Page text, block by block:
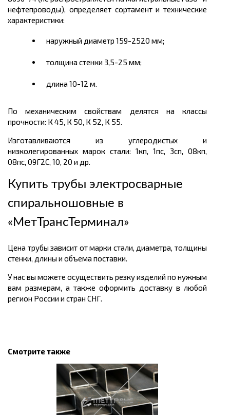
нефтепроводы), определяет сортамент и технические
характеристики:
наружный диаметр 159-2520 мм;
толщина стенки 3,5-25 мм;
длина 10-12 м.
По механическим свойствам делятся на классы
прочности: К 45, К 50, К 52, К 55.
Изготавливаются из углеродистых и
низколегированных марок стали: 1кп, 1пс, 3сп, 08кп,
08пс, 09Г2С, 10, 20 и др.
Купить трубы электросварные
спиральношовные в
«МетТрансТерминал»
Цена трубы зависит от марки стали, диаметра, толщины
стенки, длины и объема поставки.
У нас вы можете осуществить резку изделий по нужным
вам размерам, а также оформить доставку в любой
регион России и стран СНГ.
Смотрите также